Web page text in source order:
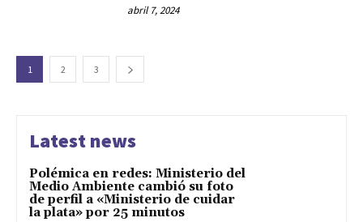
abril 7, 2024
1 2 3
Latest news
Polémica en redes: Ministerio del
Medio Ambiente cambió su foto
de perfil a «Ministerio de cuidar
la plata» por 25 minutos